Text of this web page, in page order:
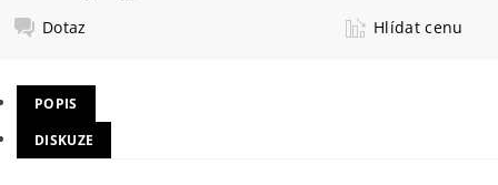
Dotaz
Hlídat cenu
POPIS
DISKUZE